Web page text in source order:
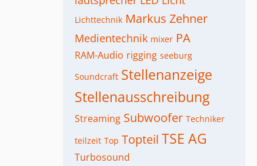
Lichttechnik Markus Zehner
Medientechnik mixer PA
RAM-Audio rigging seeburg
Soundcraft Stellenanzeige
Stellenausschreibung
Streaming Subwoofer Techniker
teilzeit Top Topteil TSE AG
Turbosound